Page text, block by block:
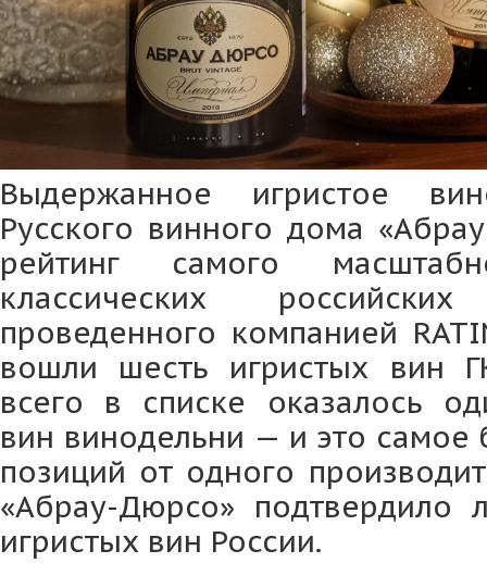
Выдержанное игристое
Русского винного дома
рейтинг самого
классических
проведенного компанией
вошли шесть игристых вин
всего в списке оказалось
вин винодельни — и это самое
позиций от одного
«Абрау-Дюрсо» подтвердило
игристых вин России.